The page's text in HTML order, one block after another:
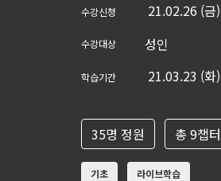
수강신청 21.02.26 (금
수강대상 성인
학습기간 21.03.23 (화
35명 정원 총 9챕
기초 라이브학습